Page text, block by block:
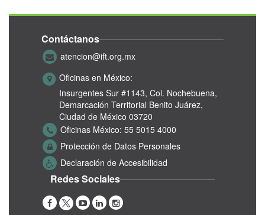
Contáctanos
atencion@ift.org.mx
Oficinas en México:
Insurgentes Sur #1143, Col. Nochebuena,
Demarcación Territorial Benito Juárez,
Ciudad de México 03720
Oficinas México: 55 5015 4000
Protección de Datos Personales
Declaración de Accesibilidad
Redes Sociales